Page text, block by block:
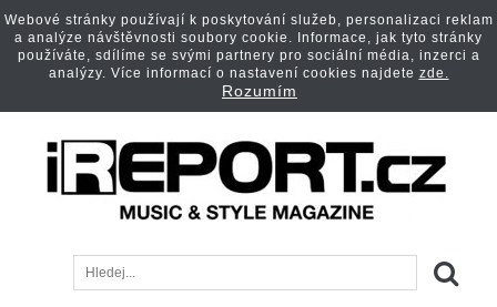
Webové stránky používají k poskytování služeb, personalizaci reklam
a analýze návštěvnosti soubory cookie. Informace, jak tyto stránky
používáte, sdílíme se svými partnery pro sociální média, inzerci a
analýzy. Více informací o nastavení cookies najdete zde.
Rozumím